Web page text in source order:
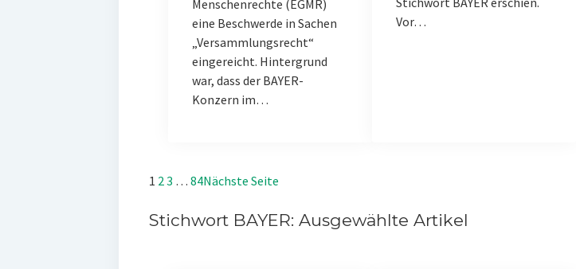
Menschenrechte (EGMR)
eine Beschwerde in Sachen
„Versammlungsrecht“
eingereicht. Hintergrund
war, dass der BAYER-
Konzern im…
Vor…
1 23 … 84Nächste Seite
Stichwort BAYER: Ausgewählte Artikel